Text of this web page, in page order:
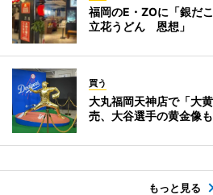
福岡のE・ZOに「銀だ
立花うどん 恩想」
買う
大丸福岡天神店で「大
売、大谷選手の黄金像も
もっと見る